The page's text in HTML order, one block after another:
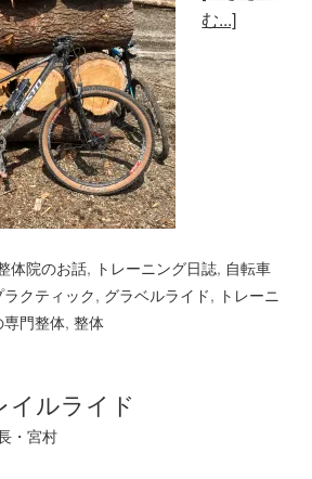
む...]
体院のお話, トレーニング日誌, 自転車
クティック, グラベルライド, トレーニ
専門整体,整体
イルライド
・宮村